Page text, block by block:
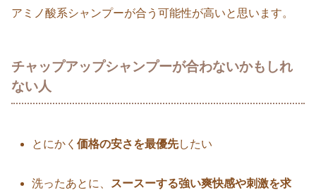
アミノ酸系シャンプーが合う可能性が高いと思います。
チャップアップシャンプーが合わないかもしれ
ない人
とにかく価格の安さを最優先したい
洗ったあとに、
スースーする強い爽快感や刺激を求